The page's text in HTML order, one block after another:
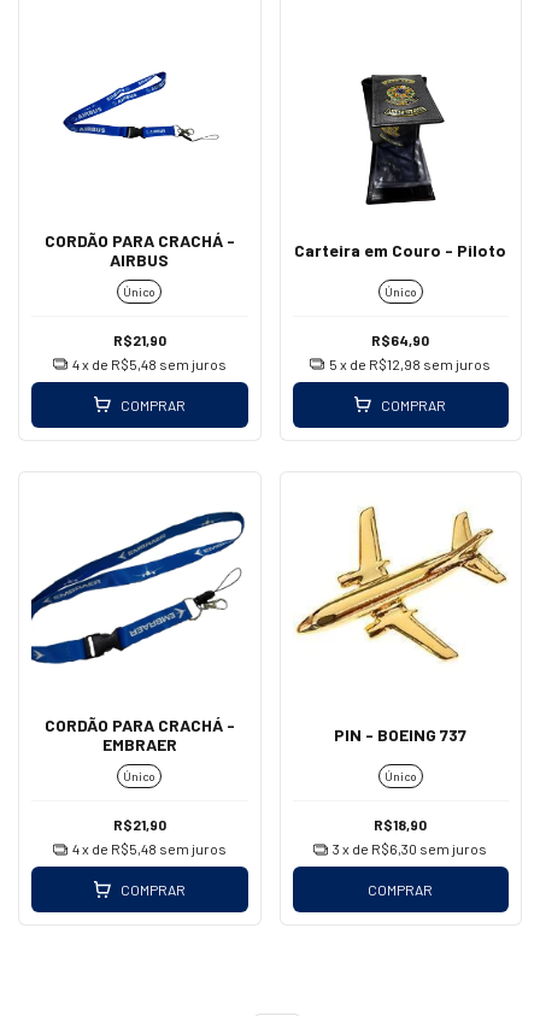
CORDÃO PARA CRACHÁ -
AIRBUS
Único
R$21,90
4x de R$5,48 sem juros
COMPRAR
Carteira em Couro - Piloto
Único
R$64,90
5 x de R$12,98 sem juros
COMPRAR
CORDÃO PARA CRACHÁ -
EMBRAER
Único
R$21,90
4x de R$5,48 sem juros
COMPRAR
PIN - BOEING 737
Único
R$18,90
3 x de R$6,30 sem juros
COMPRAR